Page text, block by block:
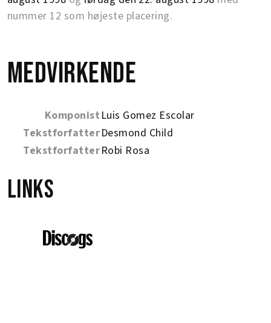
nummer 12 som højeste placering.
Medvirkende
Komponist Luis Gomez Escolar
TekstforfatterDesmond Child
TekstforfatterRobi Rosa
Links